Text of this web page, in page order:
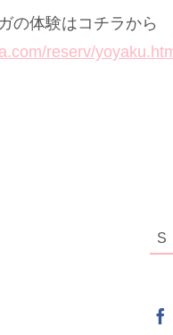
の体験はコチラから
reserv/